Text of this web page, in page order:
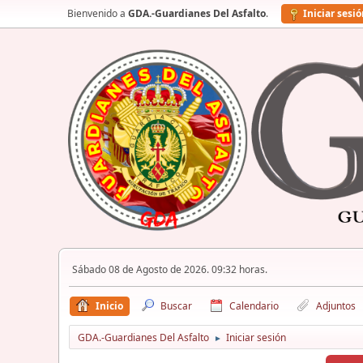
Bienvenido a GDA.-Guardianes Del Asfalto. Iniciar
Sábado 08 de Agosto de 2026. 09:32 horas.
Inicio Buscar Calendario Adjuntos
GDA.-Guardianes Del Asfalto ► Iniciar sesión